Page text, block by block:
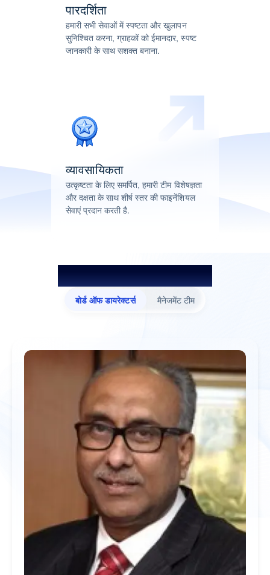
पारदर्शिता
हमारी सभी सेवाओं में स्पष्टता और खुलापन
सुनिश्चित करना, ग्राहकों को ईमानदार, स्पष्ट
जानकारी के साथ सशक्त बनाना.
व्यावसायिकता
उत्कृष्टता के लिए समर्पित, हमारी टीम विशेषज्ञता
और दक्षता के साथ शीर्ष स्तर की फाइनेंशियल
सेवाएं प्रदान करती है.
सम्मान को आकार देने वाले लोग
बोर्ड ऑफ डायरेक्टर्स मैनेजमेंट टीम